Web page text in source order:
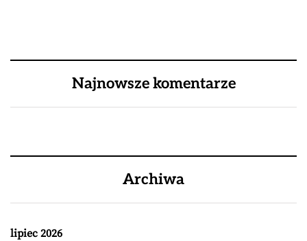
Najnowsze komentarze
Archiwa
lipiec 2026